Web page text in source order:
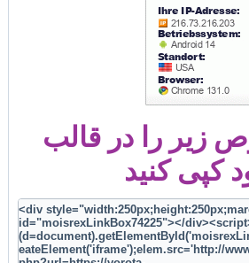
زیر را در قالب
کپی کنید